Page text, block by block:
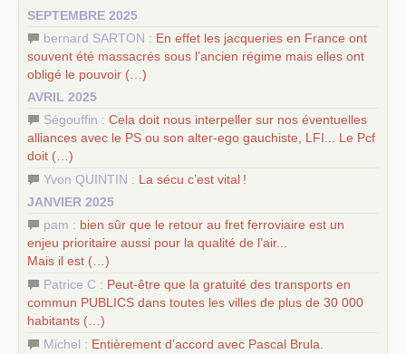
d’Europe
–lescinq chantiers pour contribuer au débat sur le projet
communiste
SEPTEMBRE 2025
bernard SARTON : En effet les jacqueries en France ont
souvent été massacrés sous l’ancien régime mais elles ont
obligé le pouvoir (…)
AVRIL 2025
Ségouffin : Cela doit nous interpeller sur nos éventuelles
alliances avec le PS ou son alter-ego gauchiste, LFI ... Le Pcf
doit (…)
Yvon QUINTIN : La sécu c’est vital !
JANVIER 2025
pam : bien sûr que le retour au fret ferroviaire est un
enjeu prioritaire aussi pour la qualité de l’air...
Mais il est (…)
Patrice C : Peut-être que la gratuité des transports en
commun PUBLICS dans toutes les villes de plus de 30 000
habitants (…)
Michel : Entièrement d’accord avec Pascal Brula.